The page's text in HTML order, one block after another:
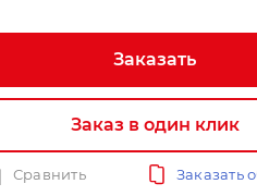
Заказать
Заказ в один клик
Сравнить
Заказать